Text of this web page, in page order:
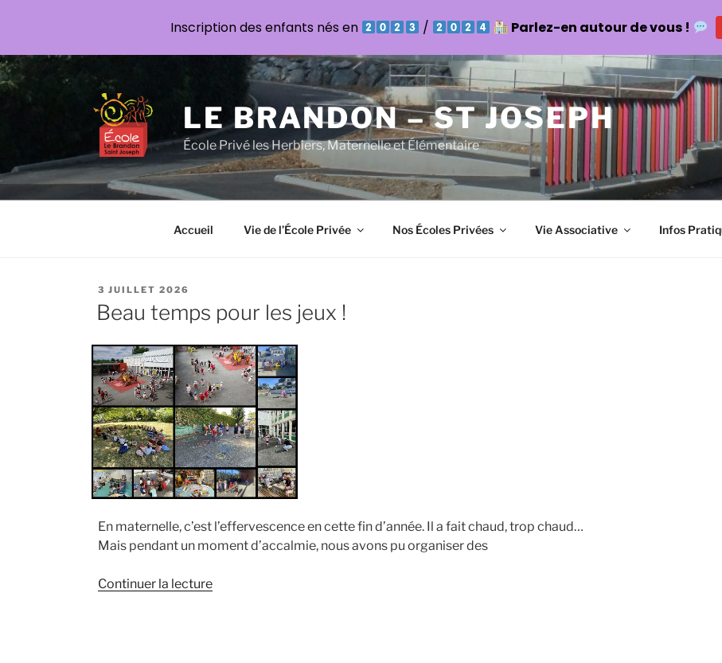
Aller
au
contenu
LE BRANDON – ST JOSEPH
École Privé les Herbiers, Maternelle et Élémentaire
Accueil Vie de l’École Privée Nos Écoles Privées Vie Associative Infos
PUBLIÉ
LE
3 JUILLET 2026
Beau temps pour les jeux !
En maternelle, c’est l’effervescence en cette fin d’année. Il a fait chaud, trop chaud…
Mais pendant un moment d’accalmie, nous avons pu organiser des
Continuer la lecturede
Inscription des enfants nés en / Parlez-en autour de vous !